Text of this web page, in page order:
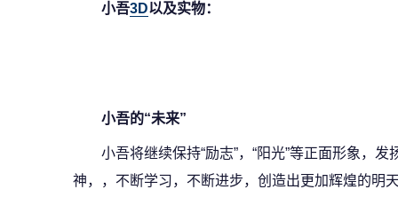
小吾3D以及实物：
小吾的“未来”
小吾将继续保持“励志”，“阳光”等正面形象，
神，，不断学习，不断进步，创造出更加辉煌的明